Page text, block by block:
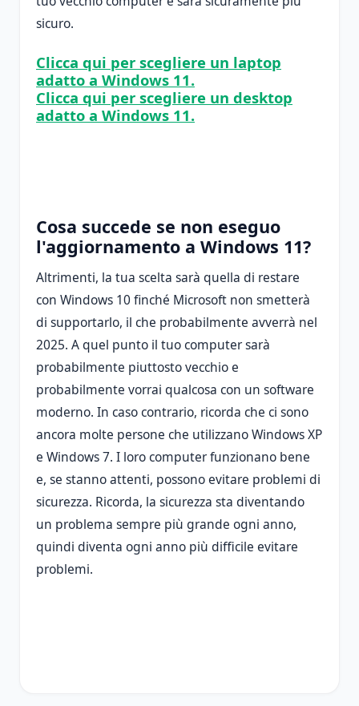
sicuro.
Clicca qui per scegliere un laptop
adatto a Windows 11.
Clicca qui per scegliere un desktop
adatto a Windows 11.
Cosa succede se non eseguo
l'aggiornamento a Windows 11?
Altrimenti, la tua scelta sarà quella di restare
con Windows 10 finché Microsoft non smetterà
di supportarlo, il che probabilmente avverrà nel
2025. A quel punto il tuo computer sarà
probabilmente piuttosto vecchio e
probabilmente vorrai qualcosa con un software
moderno. In caso contrario, ricorda che ci sono
ancora molte persone che utilizzano Windows XP
e Windows 7. I loro computer funzionano bene
e, se stanno attenti, possono evitare problemi di
sicurezza. Ricorda, la sicurezza sta diventando
un problema sempre più grande ogni anno,
quindi diventa ogni anno più difficile evitare
problemi.